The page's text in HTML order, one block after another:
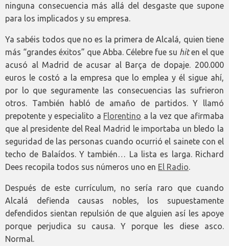
ninguna consecuencia más allá del desgaste que supone
para los implicados y su empresa.
Ya sabéis todos que no es la primera de Alcalá, quien tiene
más “grandes éxitos” que Abba. Célebre fue su hiten el que
acusó al Madrid de acusar al Barça de dopaje. 200.000
euros le costó a la empresa que lo emplea y él sigue ahí,
por lo que seguramente las consecuencias las sufrieron
otros. También habló de amaño de partidos. Y llamó
prepotente y especialito a Florentino a la vez que afirmaba
que al presidente del Real Madrid le importaba un bledo la
seguridad de las personas cuando ocurrió el sainete con el
techo de Balaídos. Y también… La lista es larga. Richard
Dees recopila todos sus números uno en El Radio
Después de este currículum, no sería raro que cuando
Alcalá defienda causas nobles, los supuestamente
defendidos sientan repulsión de que alguien así les apoye
porque perjudica su causa. Y porque les diese asco.
Normal.